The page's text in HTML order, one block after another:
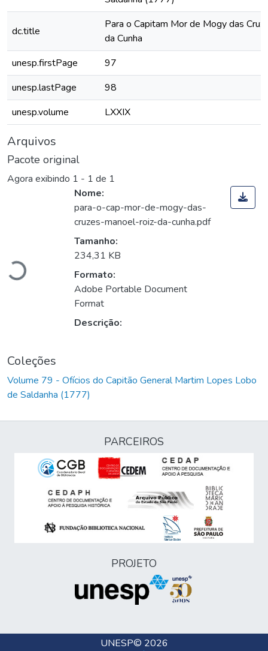
dc.title
Para o Capitam Mor de Mogy das
da Cunha
unesp.firstPage
97
unesp.lastPage
98
unesp.volume
LXXIX
Arquivos
Pacote original
Agora exibindo 1 - 1 de 1
Nome:
para-o-cap-mor-de-mogy-das-
cruzes-manoel-roiz-da-cunha.pdf
Tamanho:
234,31 KB
Formato:
Adobe Portable Document
Format
Descrição:
Coleções
Volume 79 - Ofícios do Capitão General Martim Lopes Lobo
de Saldanha (1777)
PARCEIROS
PROJETO
UNESP© 2026